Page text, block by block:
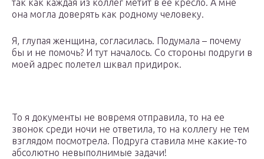
так как каждая из коллег метит в ее кресло. А мне
она могла доверять как родному человеку.
Я, глупая женщина, согласилась. Подумала – почему
бы и не помочь? И тут началось. Со стороны подруги в
моей адрес полетел шквал придирок.
То я документы не вовремя отправила, то на ее
звонок среди ночи не ответила, то на коллегу не тем
взглядом посмотрела. Подруга ставила мне какие-то
абсолютно невыполнимые задачи!